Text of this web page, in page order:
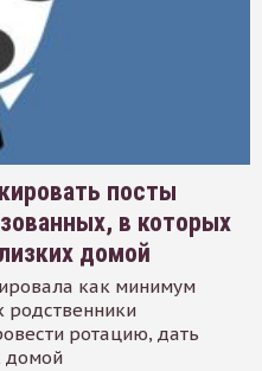
посты
в которых
домой
как минимум
родственники
ротацию, дать
домой